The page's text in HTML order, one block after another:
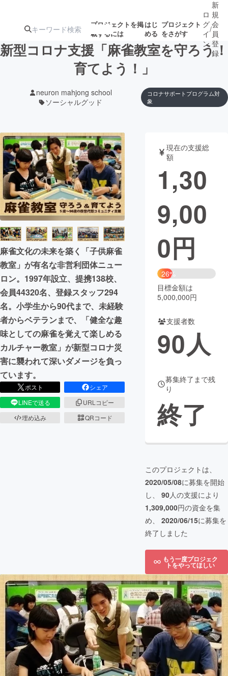
プロジェクトを掲
載するには
はじ
める
プロジェクト
をさがす
ターン
ジェクト
募集終了が近いプ
ロジェクト
もうすぐ公開
されます
アート・写真
テクノロジー・ガジェット
映像・映画 書籍・雑誌
ビジネス・起業 チャレンジ
まちづくり・地域活性化
CAMPFIRE for Social Good
CAMPFIRE Creation
CAMPFIREふるさと納税machi-ya コミュニティ
ロ
グ
イ
ン
/
新
規
会
員
登
録
新型コロナ支援「麻雀教室を守ろう！
育てよう！」
neuron mahjong school
ソーシャルグッド
コロナサポートプログラム対
象
麻雀文化の未来を築く「子供麻雀
教室」が有名な非営利団体ニュー
ロン。1997年設立、提携138校、
会員44320名、登録スタッフ294
名。小学生から90代まで、未経験
者からベテランまで、「健全な趣
味としての麻雀を覚えて楽しめる
カルチャー教室」が新型コロナ災
害に襲われて深いダメージを負っ
ています。
ポスト
シェア
LINEで送る
URLコピー
埋め込み
QRコード
現在の支援総
額
1,30
9,00
0円
26%
目標金額は
5,000,000円
支援者数
90人
募集終了まで残
り
終了
このプロジェクトは、
2020/05/08に募集を開始
し、 90人の支援により
1,309,000円の資金を集
め、 2020/06/15に募集を
終了しました
もう一度プロジェク
トをやってほしい